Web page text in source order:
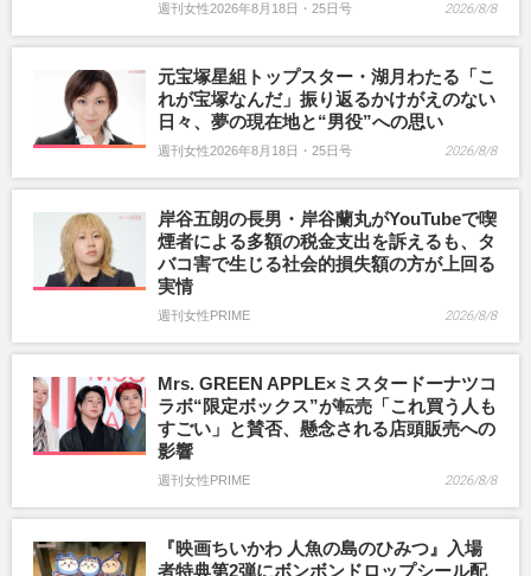
週刊女性2026年8月18日・25日号 2026/8/8
元宝塚星組トップスター・湖月わたる「こ
れが宝塚なんだ」振り返るかけがえのない
日々、夢の現在地と“男役”への思い
週刊女性2026年8月18日・25日号 2026/8/8
岸谷五朗の長男・岸谷蘭丸がYouTubeで喫
煙者による多額の税金支出を訴えるも、タ
バコ害で生じる社会的損失額の方が上回る
実情
週刊女性PRIME 2026/8/8
Mrs. GREEN APPLE×ミスタードーナツコ
ラボ“限定ボックス”が転売「これ買う人も
すごい」と賛否、懸念される店頭販売への
影響
週刊女性PRIME 2026/8/8
『映画ちいかわ 人魚の島のひみつ』入場
者特典第2弾にボンボンドロップシール配